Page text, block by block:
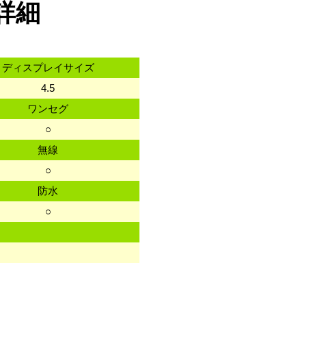
細
ディスプレイサイズ
4.5
ワンセグ
○
無線
○
防水
○